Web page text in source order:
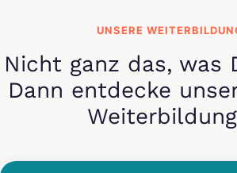
UNSERE
Nicht ganz das, was
Dann entdecke